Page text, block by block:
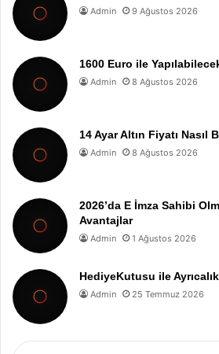
Admin 9 Ağustos 2026
1600 Euro ile
Admin 8 Ağustos 2026
14 Ayar Altın Fiyatı Nasıl
Admin 8 Ağustos 2026
2026’da E İmza Sahibi
Avantajlar
Admin 1 Ağustos 2026
HediyeKutusu ile
Admin 25 Temmuz 2026